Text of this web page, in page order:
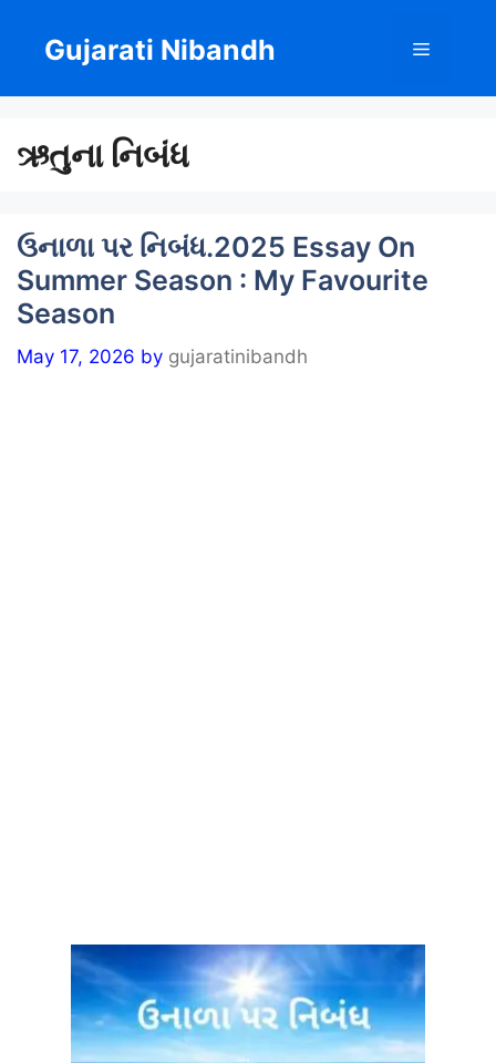
content
Gujarati Nibandh Menu
ઋતુના નિબંધ
ઉનાળા પર નિબંધ.2025 Essay On
Summer Season : My Favourite
Season
May 17, 2026 by gujaratinibandh